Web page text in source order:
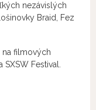
nezávislých
Braid, Fez
filmových
Festival.